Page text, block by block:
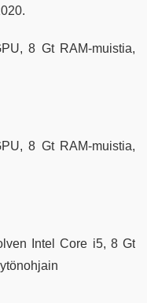
8 Gt RAM-muistia,
8 Gt RAM-muistia,
Intel Core i5, 8 Gt